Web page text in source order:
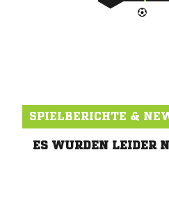
SPIELBERICHTE &
ES WURDEN LEIDER